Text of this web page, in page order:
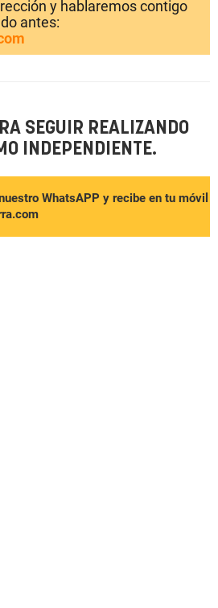
y hablaremos contigo
antes:
SEGUIR REALIZANDO
INDEPENDIENTE.
WhatsAPP y recibe en tu móvil